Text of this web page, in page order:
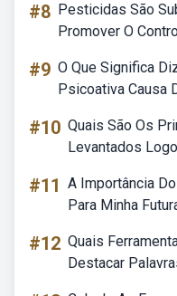
#8 Pesticidas São
Promover O
#9 O Que Significa
Psicoativa Causa
#10 Quais São Os
Levantados
#11 A Importância
Para Minha
#12 Quais
Destacar